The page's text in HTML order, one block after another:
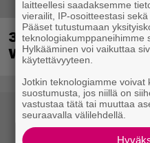
30-vuotias Quake
Wolfenstein-
laitteellesi saadaksemme
vierailit, IP-osoitteestasi
Pääset tutustumaan
teknologiakumppaneihimme
Hylkääminen voi vaikuttaa
käytettävyyteen.
Jotkin teknologiamme voivat
suostumusta, jos niillä on
vastustaa tätä tai muuttaa
seuraavalla välilehdellä.